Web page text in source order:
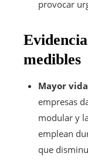
provocar
medibles
Mayor
empresas
modular y
emplean
que